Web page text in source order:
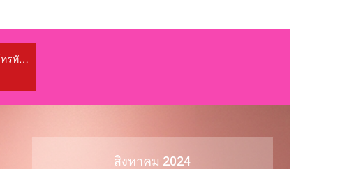
MCU TV สถานีโทรทัศน์เพื่อการศึกษา @OfficialTBCChannel
สิงหาคม 2024